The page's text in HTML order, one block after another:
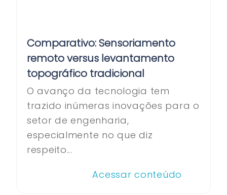
Comparativo: Sensoriamento
remoto versus levantamento
topográfico tradicional
O avanço da tecnologia tem
trazido inúmeras inovações para o
setor de engenharia,
especialmente no que diz
respeito...
Acessar conteúdo